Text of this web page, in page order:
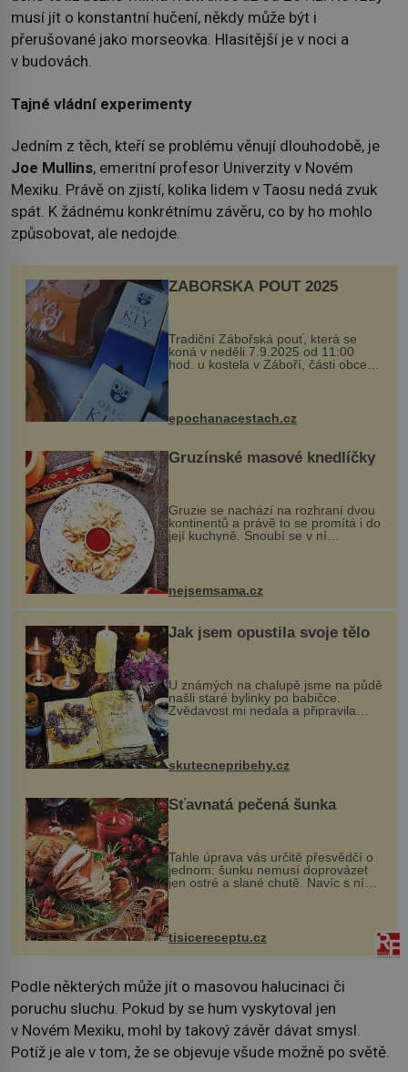
musí jít o konstantní hučení, někdy může být i
přerušované jako morseovka. Hlasitější je v noci a
v budovách.
Tajné vládní experimenty
Jedním z těch, kteří se problému věnují dlouhodobě, je
Joe Mullins, emeritní profesor Univerzity v Novém
Mexiku. Právě on zjistí, kolika lidem v Taosu nedá zvuk
spát. K žádnému konkrétnímu závěru, co by ho mohlo
způsobovat, ale nedojde.
ZÁBOŘSKÁ POUŤ 2025
Tradiční Zábořská pouť, která se
koná v neděli 7.9.2025 od 11:00
hod. u kostela v Záboří, části obce
Kly u Mělníka. V programu naleznete
komentovanou prohlídku kostela,
epochanacestach.cz
Gruzínské masové knedlíčky
Gruzie se nachází na rozhraní dvou
kontinentů a právě to se promítá i do
její kuchyně. Snoubí se v ní
evropské a asijské chutě a díky tomu
vznikají rozmanité a chuťově bohaté
pokrmy, které rozhodně st...
nejsemsama.cz
Jak jsem opustila svoje tělo
U známých na chalupě jsme na půdě
našli staré bylinky po babičce.
Zvědavost mi nedala a připravila
jsem si z nich lektvar… Zimní pobyt
na chalupě se pro mě vlastní vinou
změnil v děsivý zážitek, na kt...
skutecnepribehy.cz
Šťavnatá pečená šunka
Tahle úprava vás určitě přesvědčí o
jednom: šunku nemusí doprovázet
jen ostré a slané chutě. Navíc s ní
nakrmíte poměrně hodně hladových
krků. Ingredience sádlo 3 kg šunky
vcelku 3 stroužky česneku hl...
tisicereceptu.cz
Podle některých může jít o masovou halucinaci či
poruchu sluchu. Pokud by se hum vyskytoval jen
v Novém Mexiku, mohl by takový závěr dávat smysl.
Potíž je ale v tom, že se objevuje všude možně po světě.